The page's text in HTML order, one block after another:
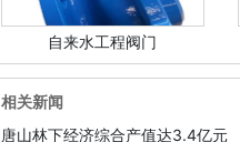
自来水工程阀门
相关新闻
唐山林下经济综合产值达3.4亿元